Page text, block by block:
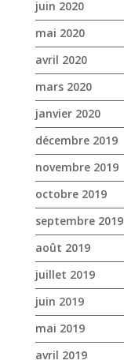
juin 2020
mai 2020
avril 2020
mars 2020
janvier 2020
décembre 2019
novembre 2019
octobre 2019
septembre 2019
août 2019
juillet 2019
juin 2019
mai 2019
avril 2019